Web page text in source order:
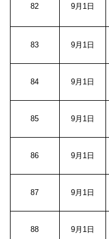
82 9月1日
83 9月1日
84 9月1日
85 9月1日
86 9月1日
87 9月1日
88 9月1日